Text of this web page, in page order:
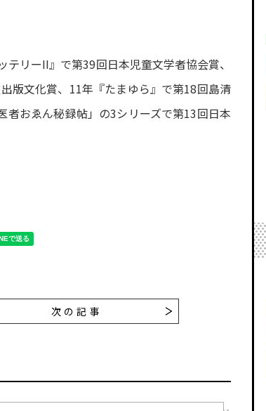
リーII』で第39回日本児童文学者協会賞、
版文化賞、11年『たまゆら』で第18回島清
おゑん秘録帖」の3シリーズで第13回日本
次の記事